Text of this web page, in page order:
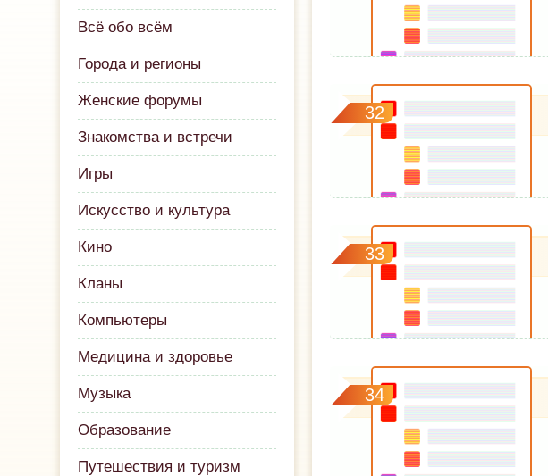
Всё обо всём
Города и регионы
Женские форумы
Знакомства и встречи
Игры
Искусство и культура
Кино
Кланы
Компьютеры
Медицина и здоровье
Музыка
Образование
Путешествия и туризм
32
33
34